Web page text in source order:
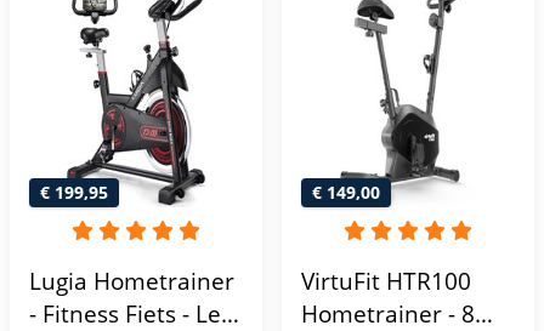
€ 199,95
Lugia Hometrainer
- Fitness Fiets - Led
€ 149,00
VirtuFit HTR100
Hometrainer - 8